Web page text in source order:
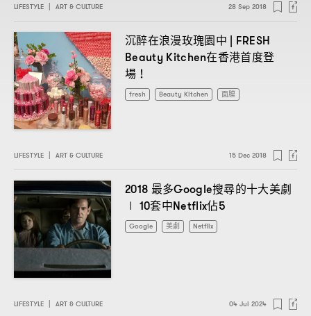
LIFESTYLE ART & CULTURE 28 Sep 2018
沉醉在浪漫玫瑰園中 | FRESH
Beauty Kitchen在香港首度登
場 ！
fresh Beauty Kitchen 面膜
LIFESTYLE ART & CULTURE 15 Dec 2018
2018 最多Google搜尋的十大美劇
∣ 10套中Netflix佔5
Google 美劇 Netflix
LIFESTYLE ART & CULTURE 04 Jul 2024